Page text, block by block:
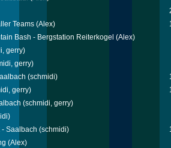
Teams (Alex)
Bash - Bergstation Reiterkogel (Alex)
gerry)
gerry)
(schmidi)
gerry)
(schmidi, gerry)
- Saalbach (schmidi)
(Alex)